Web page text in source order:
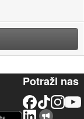
Potraži nas